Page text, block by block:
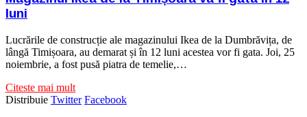
luni
Lucrările de construcție ale magazinului Ikea de la Dumbrăvița, de
lângă Timișoara, au demarat și în 12 luni acestea vor fi gata. Joi, 25
noiembrie, a fost pusă piatra de temelie,…
Citeste mai mult
Distribuie Twitter Facebook